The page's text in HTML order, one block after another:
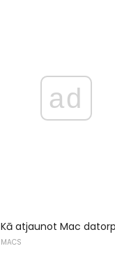
ad
Kā atjaunot Mac
MACS